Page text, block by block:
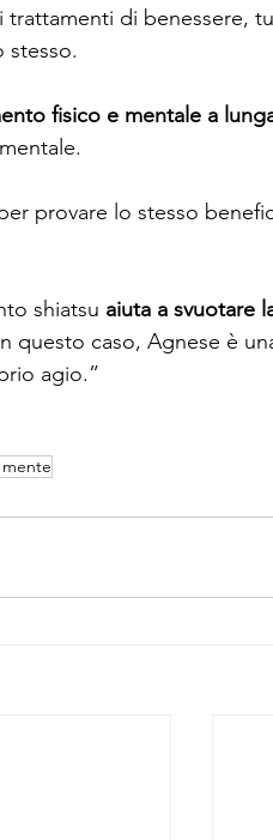
di benessere,
stesso.
fisico e mentale a
provare lo stesso
shiatsu aiuta a svuotare
questo caso, Agnese è
agio.”